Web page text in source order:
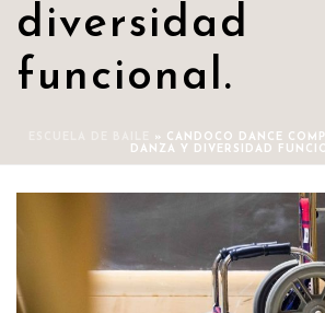
diversidad
funcional.
» CANDOCO DANCE
DANZA Y DIVERSIDAD